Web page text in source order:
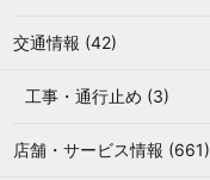
交通情報 (42)
工事・通行止め (3)
店舗・サービス情報 (661)